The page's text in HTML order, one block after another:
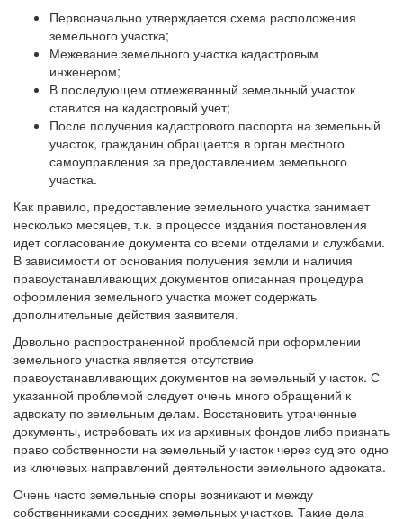
Первоначально утверждается схема расположения
земельного участка;
Межевание земельного участка кадастровым
инженером;
В последующем отмежеванный земельный участок
ставится на кадастровый учет;
После получения кадастрового паспорта на земельный
участок, гражданин обращается в орган местного
самоуправления за предоставлением земельного
участка.
Как правило, предоставление земельного участка занимает
несколько месяцев, т.к. в процессе издания постановления
идет согласование документа со всеми отделами и службами.
В зависимости от основания получения земли и наличия
правоустанавливающих документов описанная процедура
оформления земельного участка может содержать
дополнительные действия заявителя.
Довольно распространенной проблемой при оформлении
земельного участка является отсутствие
правоустанавливающих документов на земельный участок. С
указанной проблемой следует очень много обращений к
адвокату по земельным делам. Восстановить утраченные
документы, истребовать их из архивных фондов либо признать
право собственности на земельный участок через суд это одно
из ключевых направлений деятельности земельного адвоката.
Очень часто земельные споры возникают и между
собственниками соседних земельных участков. Такие дела